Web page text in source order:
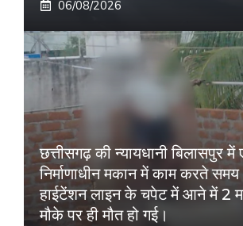
06/08/2026
छत्तीसगढ़ की न्यायधानी बिलासपुर
निर्माणाधीन मकान में काम करते समय
हाईटेंशन लाइन के चपेट में आने में 2
मौके पर ही मौत हो गई।